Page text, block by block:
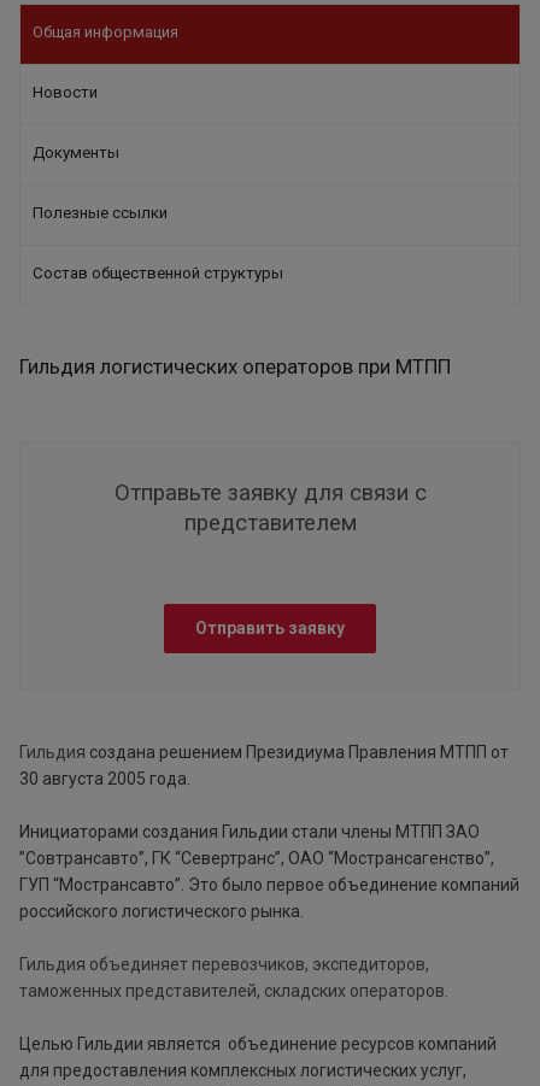
Общая информация
Новости
Документы
Полезные ссылки
Состав общественной структуры
Гильдия логистических операторов при МТПП
Отправьте заявку для связи с
представителем
Отправить заявку
Гильдия создана решением Президиума Правления МТПП от
30 августа 2005 года.
Инициаторами создания Гильдии стали члены МТПП ЗАО
”Совтрансавто”, ГК “Севертранс”, ОАО “Мострансагенство”,
ГУП “Мострансавто”. Это было первое объединение компаний
российского логистического рынка.
Гильдия объединяет перевозчиков, экспедиторов,
таможенных представителей, складских операторов.
Целью Гильдии является объединение ресурсов компаний
для предоставления комплексных логистических услуг,